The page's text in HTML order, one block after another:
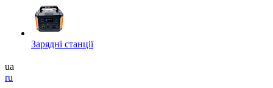
Зарядні станції
ua
ru